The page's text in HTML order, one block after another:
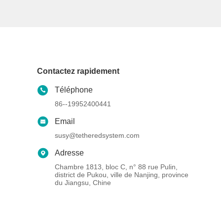
Contactez rapidement
Téléphone
86--19952400441
Email
susy@tetheredsystem.com
Adresse
Chambre 1813, bloc C, n° 88 rue Pulin,
district de Pukou, ville de Nanjing, province
du Jiangsu, Chine